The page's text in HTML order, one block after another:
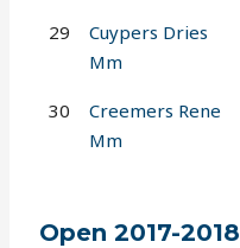
29
Cuypers Dries
Mm
30
Creemers Rene
Mm
Open 2017-2018